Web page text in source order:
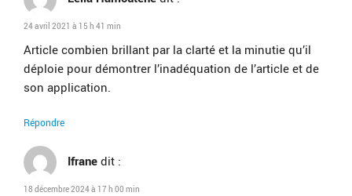
24 avril 2021 à 15 h 41 min
Article combien brillant par la clarté et la minutie qu’il
déploie pour démontrer l’inadéquation de l’article et de
son application.
Répondre
Ifrane dit :
18 décembre 2024 à 17 h 00 min